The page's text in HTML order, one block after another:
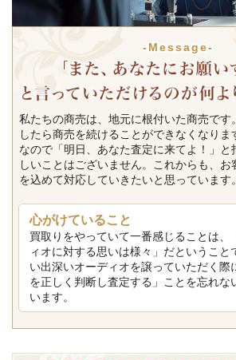
-Message-
私たちの商売は、地元に根付いた商売です
したら商売を続けることができなくなりま
なので「明日、あなた査定に来てよ！」と
しいことはございません。これからも、
を込めて対応していきたいと思っています。
心がけていること
買取りをやっていて一番感じることは、
ィオに対する思いは様々」だということ
い出深いオーディオを譲っていただく際
を正しく判断し査定する」ことを忘れな
います。